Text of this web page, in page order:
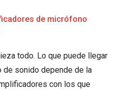
de micrófono
todo. Lo que puede llegar
de sonido depende de la
con los que